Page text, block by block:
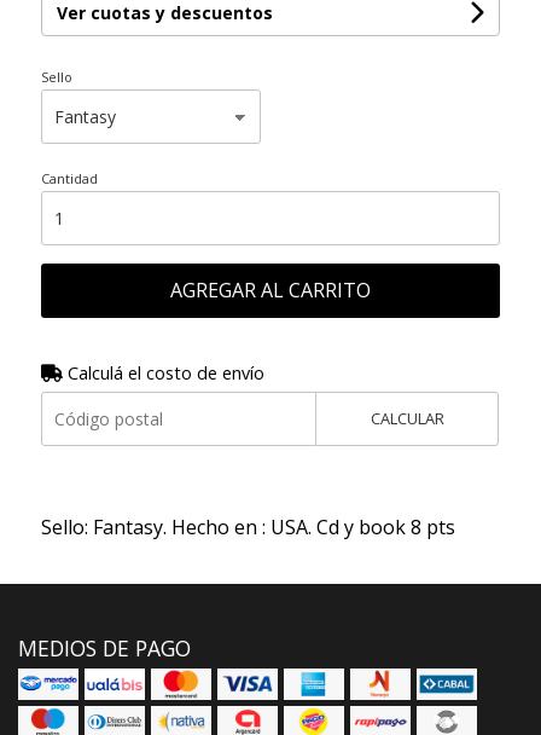
Ver cuotas y descuentos
Sello
Cantidad
AGREGAR AL CARRITO
Calculá el costo de envío
CALCULAR
Sello: Fantasy. Hecho en : USA. Cd y book 8 pts
MEDIOS DE PAGO